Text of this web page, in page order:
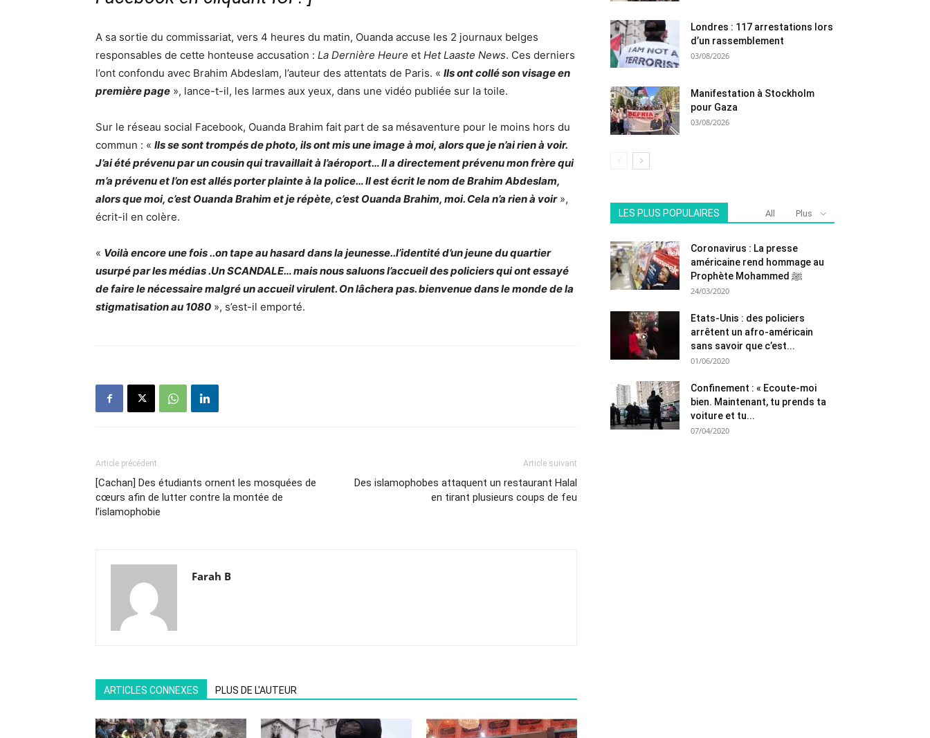
A sa sortie du commissariat, vers 4 heures du matin, Ouanda accuse les 2 journaux belges
responsables de cette honteuse accusation : La Dernière Heure et Het Laaste News. Ces derniers
l’ont confondu avec Brahim Abdeslam, l’auteur des attentats de Paris. « Ils ont collé son visage en
première page », lance-t-il, les larmes aux yeux, dans une vidéo publiée sur la toile.
Sur le réseau social Facebook, Ouanda Brahim fait part de sa mésaventure pour le moins hors du
commun : « Ils se sont trompés de photo, ils ont mis une image à moi, alors que je n’ai rien à voir.
J’ai été prévenu par un cousin qui travaillait à l’aéroport… Il a directement prévenu mon frère qui
m’a prévenu et l’on est allés porter plainte à la police… Il est écrit le nom de Brahim Abdeslam,
alors que moi, c’est Ouanda Brahim et je répète, c’est Ouanda Brahim, moi. Cela n’a rien à voir »,
écrit-il en colère.
« Voilà encore une fois ..on tape au hasard dans la jeunesse..l’identité d’un jeune du quartier
usurpé par les médias .Un SCANDALE… mais nous saluons l’accueil des policiers qui ont essayé
de faire le nécessaire malgré un accueil virulent. On lâchera pas. bienvenue dans le monde de la
stigmatisation au 1080 », s’est-il emporté.
Article précédent
[Cachan] Des étudiants ornent les mosquées de
cœurs afin de lutter contre la montée de
l’islamophobie
Article suivant
Des islamophobes attaquent un restaurant Halal
en tirant plusieurs coups de feu
Farah B
ARTICLES CONNEXES PLUS DE L'AUTEUR
Londres : 117 arrestations lors
d’un rassemblement
03/08/2026
Manifestation à Stockholm
pour Gaza
03/08/2026
LES PLUS POPULAIRES All Plus
Coronavirus : La presse
américaine rend hommage au
Prophète Mohammed ﷺ
24/03/2020
Etats-Unis : des policiers
arrêtent un afro-américain
sans savoir que c’est...
01/06/2020
Confinement : « Ecoute-moi
bien. Maintenant, tu prends ta
voiture et tu...
07/04/2020